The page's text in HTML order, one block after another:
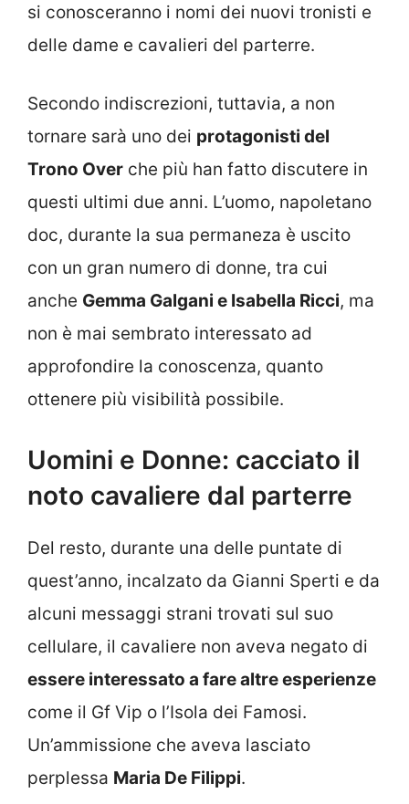
si conosceranno i nomi dei nuovi tronisti e
delle dame e cavalieri del parterre.
Secondo indiscrezioni, tuttavia, a non
tornare sarà uno dei protagonisti del
Trono Over che più han fatto discutere in
questi ultimi due anni. L’uomo, napoletano
doc, durante la sua permaneza è uscito
con un gran numero di donne, tra cui
anche Gemma Galgani e Isabella Ricci, ma
non è mai sembrato interessato ad
approfondire la conoscenza, quanto
ottenere più visibilità possibile.
Uomini e Donne: cacciato il
noto cavaliere dal parterre
Del resto, durante una delle puntate di
quest’anno, incalzato da Gianni Sperti e da
alcuni messaggi strani trovati sul suo
cellulare, il cavaliere non aveva negato di
essere interessato a fare altre esperienze
come il Gf Vip o l’Isola dei Famosi.
Un’ammissione che aveva lasciato
perplessa Maria De Filippi.